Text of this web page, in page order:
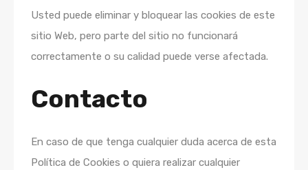
Usted puede eliminar y bloquear las cookies de este
sitio Web, pero parte del sitio no funcionará
correctamente o su calidad puede verse afectada.
Contacto
En caso de que tenga cualquier duda acerca de esta
Política de Cookies o quiera realizar cualquier